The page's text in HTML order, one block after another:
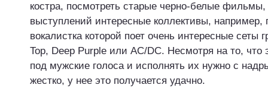
костра, посмотреть старые черно-белые
выступлений интересные коллективы, например,
вокалистка которой поет очень интересные сеты
Top, Deep Purple или AC/DC. Несмотря на то, что
под мужские голоса и исполнять их нужно с
жестко, у нее это получается удачно.